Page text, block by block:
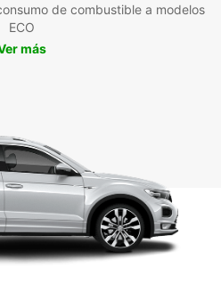
de combustible a modelos
ECO
más